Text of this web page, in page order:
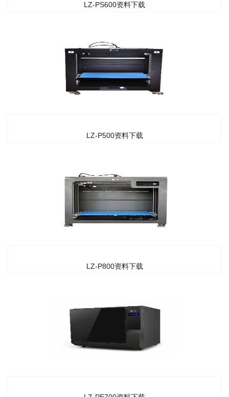
LZ-PS600资料下载
LZ-P500资料下载
LZ-P800资料下载